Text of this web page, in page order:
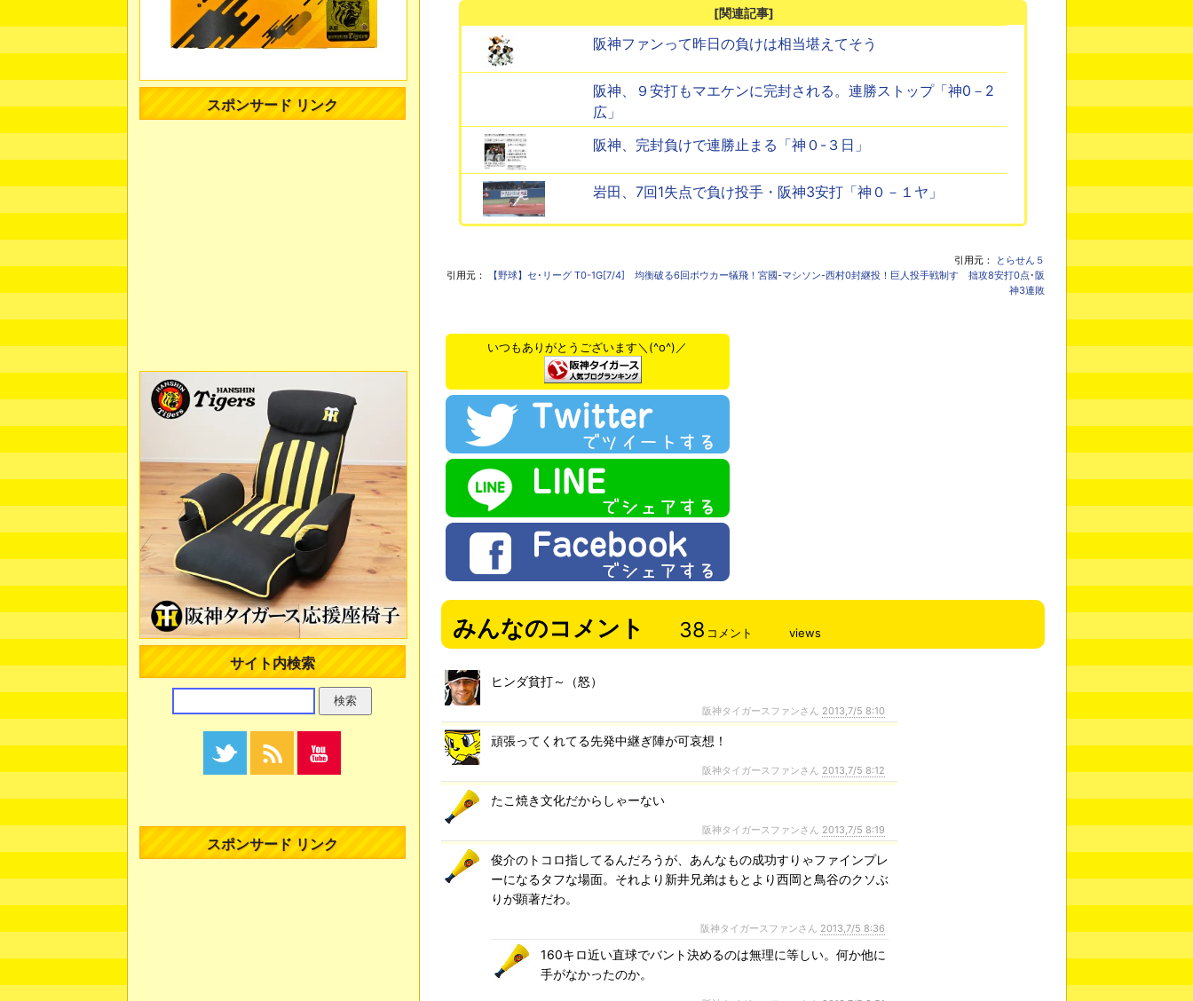
[関連記事]
阪神ファンって昨日の負けは相当堪えてそう
阪神、９安打もマエケンに完封される。連勝ストップ「神0－2
広」
阪神、完封負けで連勝止まる「神０-３日」
岩田、7回1失点で負け投手・阪神3安打「神０－１ヤ」
引用元：
とらせん５
引用元：
【野球】セ･リーグ T0-1G[7/4] 均衡破る6回ボウカー犠飛！宮國-マシソン-西村0封継投！巨人投手戦制す 拙攻8安打0点･阪
神3連敗
いつもありがとうございます＼(^o^)／
みんなのコメント 38 コメント views
ヒンダ貧打～（怒）
阪神タイガースファンさん 2013,7/5 8:10
頑張ってくれてる先発中継ぎ陣が可哀想！
阪神タイガースファンさん 2013,7/5 8:12
たこ焼き文化だからしゃーない
阪神タイガースファンさん 2013,7/5 8:19
俊介のトコロ指してるんだろうが、あんなもの成功すりゃファインプレ
ーになるタフな場面。それより新井兄弟はもとより西岡と鳥谷のクソぶ
りが顕著だわ。
阪神タイガースファンさん 2013,7/5 8:36
160キロ近い直球でバント決めるのは無理に等しい。何か他に
手がなかったのか。
スポンサード リンク
サイト内検索
スポンサード リンク